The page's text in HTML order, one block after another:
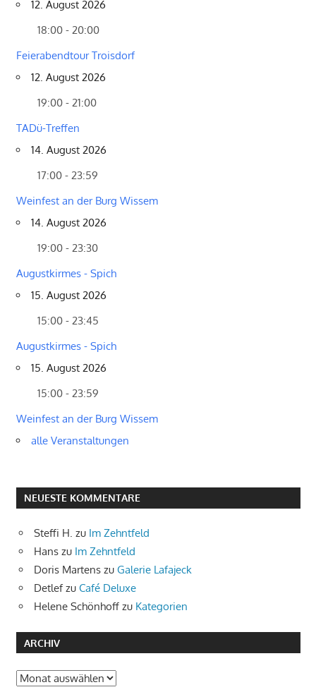
12. August 2026
18:00 - 20:00
Feierabendtour Troisdorf
12. August 2026
19:00 - 21:00
TADü-Treffen
14. August 2026
17:00 - 23:59
Weinfest an der Burg Wissem
14. August 2026
19:00 - 23:30
Augustkirmes - Spich
15. August 2026
15:00 - 23:45
Augustkirmes - Spich
15. August 2026
15:00 - 23:59
Weinfest an der Burg Wissem
alle Veranstaltungen
NEUESTE KOMMENTARE
Steffi H. zu Im Zehntfeld
Hans zu Im Zehntfeld
Doris Martens zu Galerie Lafajeck
Detlefzu Café Deluxe
Helene Schönhoff zu Kategorien
ARCHIV
Archiv